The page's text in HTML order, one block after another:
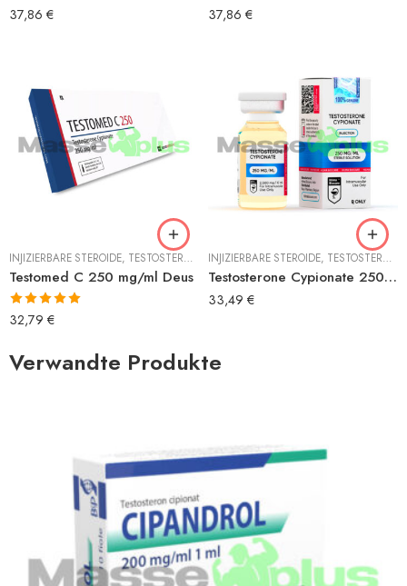
Bewertet mit
37,86 €
Bewertet mit
37,86 €
INJIZIERBARE STEROIDE, TESTOSTERON TESTOSTERON CYPIONAT
Testomed C 250 mg/ml Deus
Bewertet mit
32,79 €
INJIZIERBARE STEROIDE, TESTOSTERON
Testosterone Cypionate 250 mg/ml Hilma
33,49 €
Verwandte Produkte